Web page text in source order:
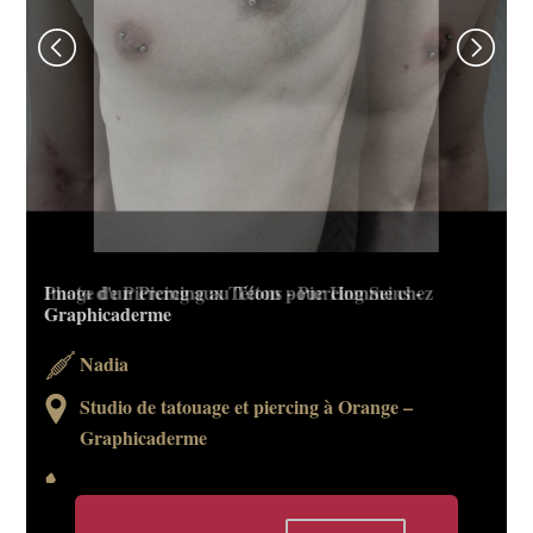
Photo d'un Piercing au Téton pour Homme chez
Graphicaderme
Nadia
Studio de tatouage et piercing à Orange –
Graphicaderme
Image de Piercing aux Tétons - Piercing Seins -
Graphicaderme
Nadia
Studio de tatouage et piercing à Orange –
Graphicaderme